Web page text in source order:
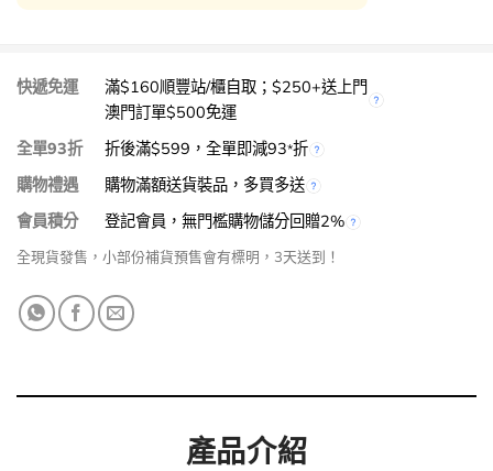
快遞免運
滿$160順豐站/櫃自取；$250+送上門
澳門訂單$500免運
全單93折
折後滿$599，全單即減93*折
購物禮遇
購物滿額送貨裝品，多買多送
會員積分
登記會員，無門檻購物儲分回贈2%
全現貨發售，小部份補貨預售會有標明，3天送到！
產品介紹